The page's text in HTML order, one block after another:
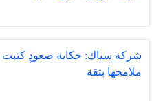
شركة سياك: حكاية صعودٍ كتبت
ملامحها بثقة